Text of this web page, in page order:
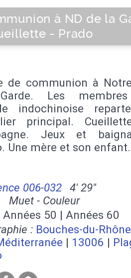
à ND de la
- Prado
de communion à
Garde. Les
indochinoise
principal.
Jeux et
Une mère et son enfant.
006-032
4' 29''
Muet - Couleur
Années 50 | Années 60
: Bouches-du-
| 13006 |